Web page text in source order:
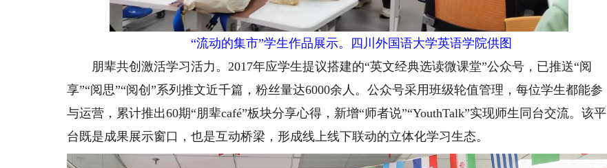
“流动的集市”学生作品展示。四川外国语大学英语学院供图
朋辈共创激活学习活力。2017年应学生提议搭建的“英文经典选读微课堂”公众号，已推送“阅
享”“阅思”“阅创”系列推文近千篇，粉丝量达6000余人。公众号采用班级轮值管理，每位学生都能参
与运营，累计推出60期“朋辈‌café”板块分享心得，新增“师者说”“YouthTalk”实现师生同台交流。该平
台既是成果展示窗口，也是互动桥梁，形成线上线下联动的立体化学习生态。